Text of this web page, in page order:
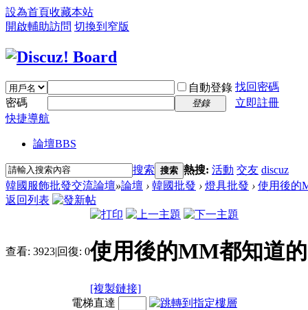
設為首頁收藏本站
開啟輔助訪問 切換到窄版
自動登錄 找回密碼
密碼
登錄
立即註冊
快捷導航
論壇BBS
搜索 搜索 熱搜: 活動 交友 discuz
韓國服飾批發交流論壇»論壇 › 韓國批發 › 燈具批發 › 使用後的
返回列表
查看: 3923|回復: 0使用後的MM都知道的
[複製鏈接]
電梯直達